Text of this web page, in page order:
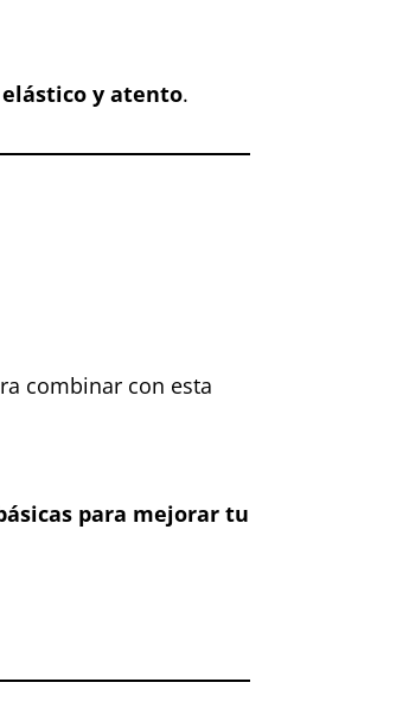
y atento.
combinar con esta
para mejorar tu